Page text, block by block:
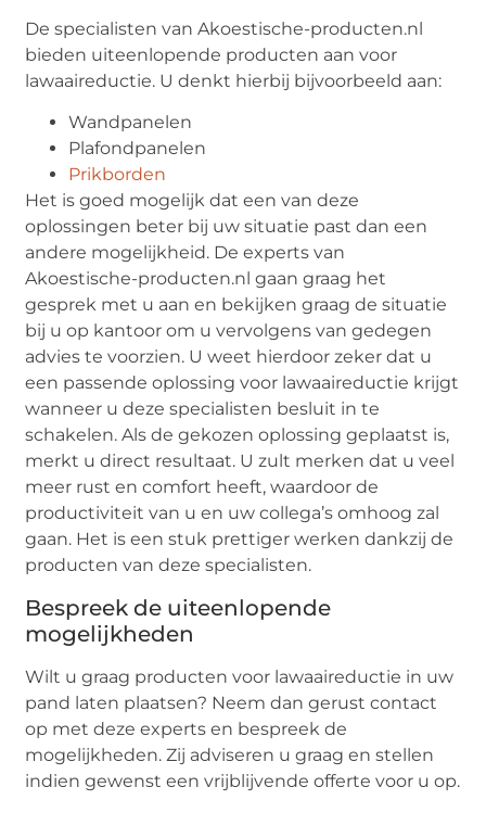
De specialisten van Akoestische-producten.nl
bieden uiteenlopende producten aan voor
lawaaireductie. U denkt hierbij bijvoorbeeld aan:
Wandpanelen
Plafondpanelen
Prikborden
Het is goed mogelijk dat een van deze
oplossingen beter bij uw situatie past dan een
andere mogelijkheid. De experts van
Akoestische-producten.nl gaan graag het
gesprek met u aan en bekijken graag de situatie
bij u op kantoor om u vervolgens van gedegen
advies te voorzien. U weet hierdoor zeker dat u
een passende oplossing voor lawaaireductie krijgt
wanneer u deze specialisten besluit in te
schakelen. Als de gekozen oplossing geplaatst is,
merkt u direct resultaat. U zult merken dat u veel
meer rust en comfort heeft, waardoor de
productiviteit van u en uw collega’s omhoog zal
gaan. Het is een stuk prettiger werken dankzij de
producten van deze specialisten.
Bespreek de uiteenlopende
mogelijkheden
Wilt u graag producten voor lawaaireductie in uw
pand laten plaatsen? Neem dan gerust contact
op met deze experts en bespreek de
mogelijkheden. Zij adviseren u graag en stellen
indien gewenst een vrijblijvende offerte voor u op.